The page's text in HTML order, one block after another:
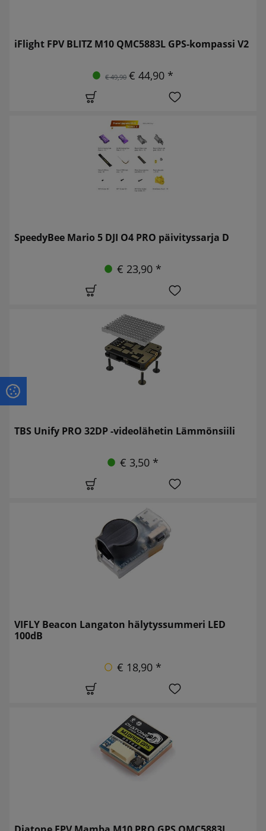
iFlight FPV BLITZ M10 QMC5883L GPS-kompassi V2
€ 49,90 € 44,90 *
SpeedyBee Mario 5 DJI O4 PRO päivityssarja D
€ 23,90 *
TBS Unify PRO 32DP -videolähetin Lämmönsiili
€ 3,50 *
VIFLY Beacon Langaton hälytyssummeri LED
100dB
€ 18,90 *